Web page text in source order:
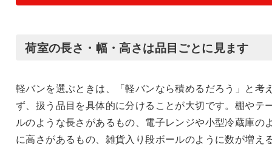
荷室の長さ・幅・高さは品目ごとに見ます
軽バンを選ぶときは、「軽バンなら積めるだろう」と考
ず、扱う品目を具体的に分けることが大切です。棚やテ
ルのような長さがあるもの、電子レンジや小型冷蔵庫の
に高さがあるもの、雑貨入り段ボールのように数が増え